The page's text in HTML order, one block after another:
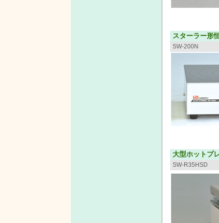
スターラー形
SW-200N
大型ホットプ
SW-R35HSD